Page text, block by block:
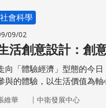
社會科學
09/02
活創意設計：創
向「體驗經濟」型態的今
與的體驗，以生活價值為
維華 ｜ 中衛發展中心